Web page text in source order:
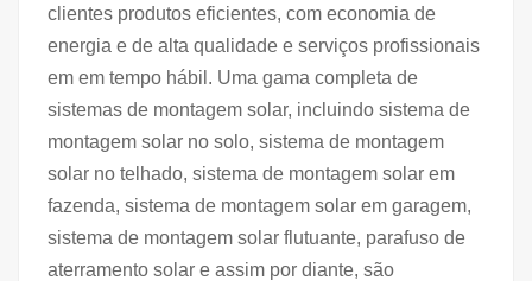
clientes produtos eficientes, com economia de
energia e de alta qualidade e serviços profissionais
em em tempo hábil. Uma gama completa de
sistemas de montagem solar, incluindo sistema de
montagem solar no solo, sistema de montagem
solar no telhado, sistema de montagem solar em
fazenda, sistema de montagem solar em garagem,
sistema de montagem solar flutuante, parafuso de
aterramento solar e assim por diante, são